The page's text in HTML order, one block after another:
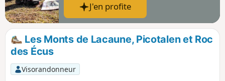
J'en profite
Les Monts de Lacaune, Picotalen et Roc
des Écus
Visorandonneur